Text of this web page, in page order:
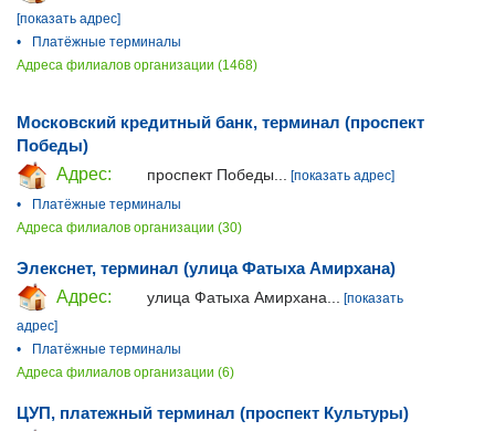
[показать адрес]
•
Платёжные терминалы
Адреса филиалов организации (1468)
Московский кредитный банк, терминал (проспект
Победы)
Адрес:
проспект Победы...
[показать адрес]
•
Платёжные терминалы
Адреса филиалов организации (30)
Элекснет, терминал (улица Фатыха Амирхана)
Адрес:
улица Фатыха Амирхана...
[показать
адрес]
•
Платёжные терминалы
Адреса филиалов организации (6)
ЦУП, платежный терминал (проспект Культуры)